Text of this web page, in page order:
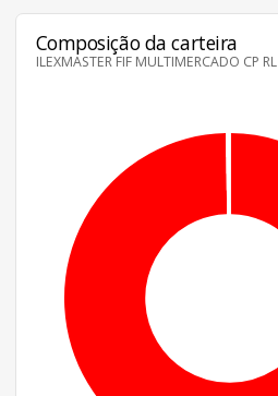
Composição da carteira
ILEXMASTER FIF MULTIMERCADO CP RL